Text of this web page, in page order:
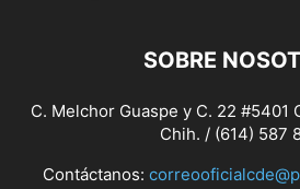
SOBRE
C. Melchor Guaspe y C. 22 #5401
Chih. / (614) 587
Contáctanos: